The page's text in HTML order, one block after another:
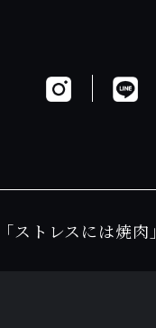
「ストレスには焼肉」